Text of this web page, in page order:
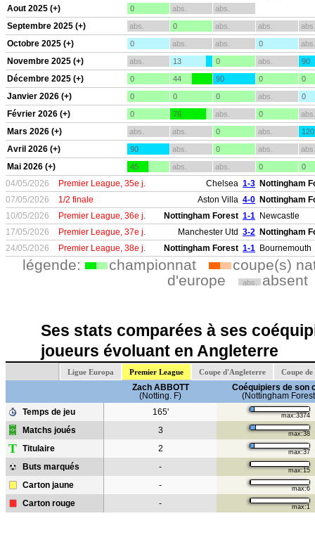
Aout 2025 (+) 0 abs. abs.
Septembre 2025 (+) abs. 0 abs. abs. abs.
Octobre 2025 (+) 0 abs. abs. 0 abs.
Novembre 2025 (+) abs. 13 0 abs. 90
Décembre 2025 (+) 0 44 90 0 0
Janvier 2026 (+) 0 0 0 abs. 0
Février 2026 (+) 0 76 abs. 0 abs.
Mars 2026 (+) abs. abs. 0 abs. 120
Avril 2026 (+) 90 abs. 0 abs. abs.
Mai 2026 (+) 45 abs. abs. 0 0
04/05/2026 Premier League, 35e j. Chelsea 1-3 Nottingham
07/05/2026
1/2 finale Aston Villa 4-0 Nottingham
10/05/2026
Premier League, 36e j. Nottingham Forest 1-1 Newcastle
17/05/2026
Premier League, 37e j. Manchester Utd 3-2 Nottingham
24/05/2026
Premier League, 38e j. Nottingham Forest 1-1 Bournemouth
légende: championnat
coupe(s)
d'europe
abs. absent
Ses stats comparées à ses
joueurs évoluant en Angleterre
Ligue Europa Premier League Coupe d'Angleterre Coupe
Zach ABBOTT
(Notting. F)
Coéquipiers de son
(Nottingham
Temps de jeu
165' max:3374
Matchs joués 3 max:38
T Titulaire 2 max:37
Buts marqués - max:15
Carton jaune - max:6
Carton rouge - max:1